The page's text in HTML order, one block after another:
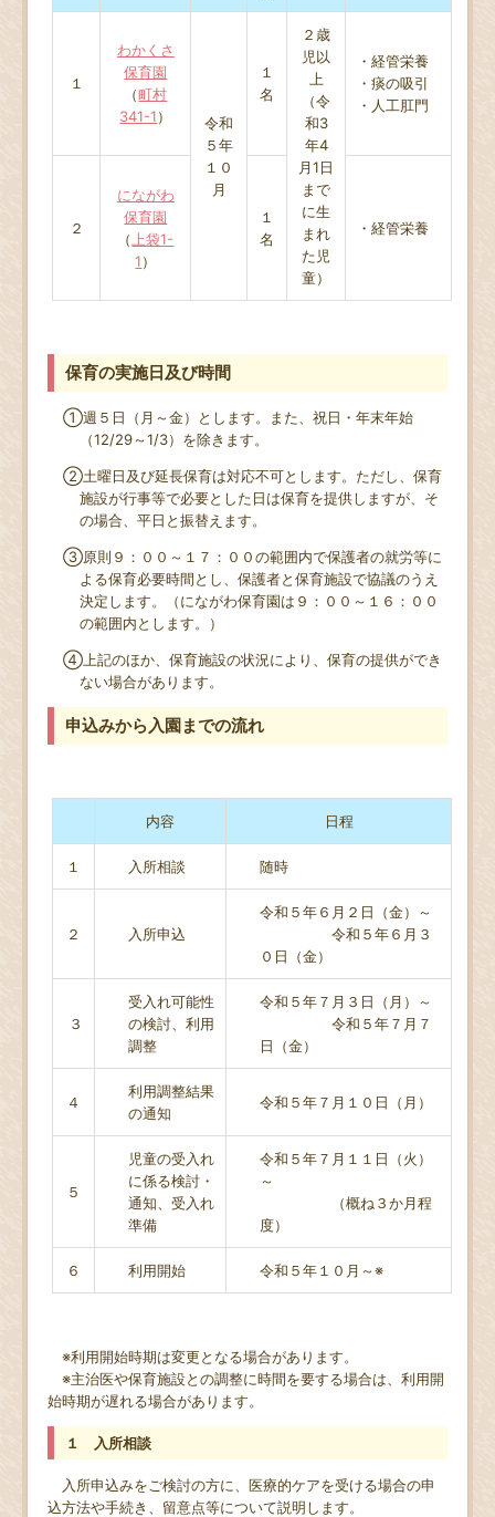
１
わかくさ
保育園
（町村
341-1）
令和
５年
１０
月
１
名
２歳
児以
上
（令
和3
年4
月1日
まで
に生
まれ
た児
童）
・経管栄養
・痰の吸引
・人工肛門
２
にながわ
保育園
（ 上袋1-
1）
１
名
・経管栄養
保育の実施日及び時間
①週５日（月～金）とします。また、祝日・年末年始
（12/29～1/3）を除きます。
②土曜日及び延長保育は対応不可とします。ただし、保育
施設が行事等で必要とした日は保育を提供しますが、そ
の場合、平日と振替えます。
③原則９：００～１７：００の範囲内で保護者の就労等に
よる保育必要時間とし、保護者と保育施設で協議のうえ
決定します。（にながわ保育園は９：００～１６：００
の範囲内とします。）
④上記のほか、保育施設の状況により、保育の提供ができ
ない場合があります。
申込みから入園までの流れ
内容 日程
１ 入所相談 随時
２ 入所申込
令和５年６月２日（金）～
令和５年６月３
０日（金）
３
受入れ可能性
の検討、利用
調整
令和５年７月３日（月）～
令和５年７月７
日（金）
４
利用調整結果
の通知
令和５年７月１０日（月）
５
児童の受入れ
に係る検討・
通知、受入れ
準備
令和５年７月１１日（火）
～
（概ね３か月程
度）
６ 利用開始 令和５年１０月～※
※利用開始時期は変更となる場合があります。
※主治医や保育施設との調整に時間を要する場合は、利用開
始時期が遅れる場合があります。
１ 入所相談
入所申込みをご検討の方に、医療的ケアを受ける場合の申
込方法や手続き、留意点等について説明します。